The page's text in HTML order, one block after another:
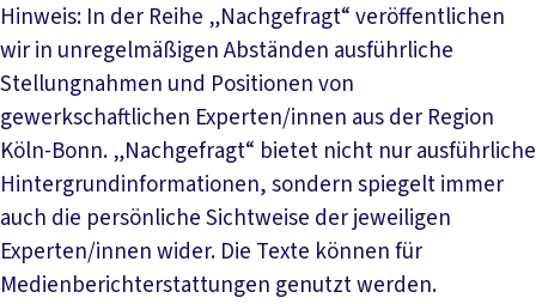
Hinweis: In der Reihe „Nachgefragt“ veröffentlichen
wir in unregelmäßigen Abständen ausführliche
Stellungnahmen und Positionen von
gewerkschaftlichen Experten/innen aus der Region
Köln-Bonn. „Nachgefragt“ bietet nicht nur ausführliche
Hintergrundinformationen, sondern spiegelt immer
auch die persönliche Sichtweise der jeweiligen
Experten/innen wider. Die Texte können für
Medienberichterstattungen genutzt werden.